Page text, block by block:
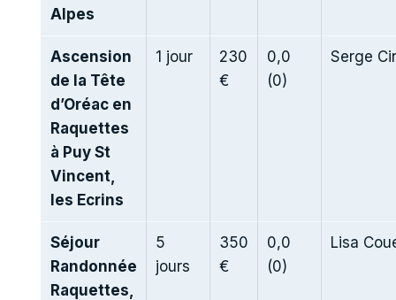
Alpes
Ascension
de la Tête
d’Oréac en
Raquettes
à Puy St
Vincent,
les Ecrins
1 jour
230
€
0,0
(0)
Serge
Séjour
Randonnée
Raquettes,
5
jours
350
€
0,0
(0)
Lisa